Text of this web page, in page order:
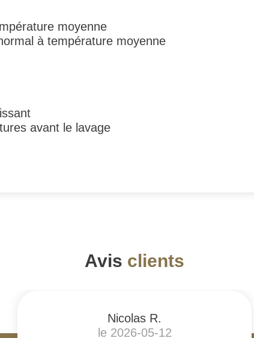
moyenne
à température moyenne
avant le lavage
Avis clients
Nicolas R.
le 2026-05-12